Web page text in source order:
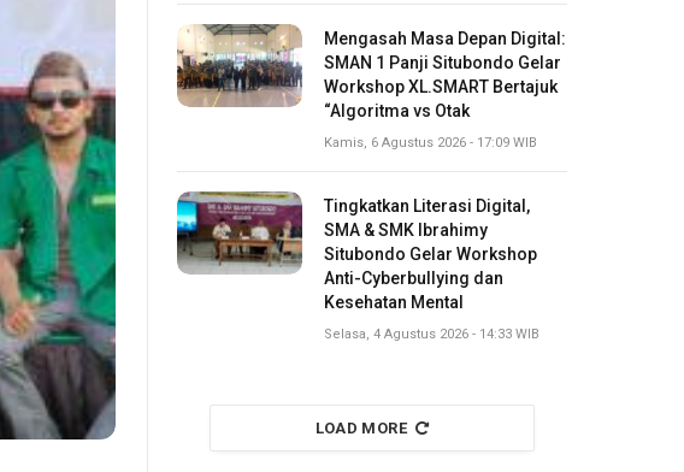
Mengasah Masa Depan Digital:
SMAN 1 Panji Situbondo Gelar
Workshop XL.SMART Bertajuk
“Algoritma vs Otak
Kamis, 6 Agustus 2026 - 17:09 WIB
Tingkatkan Literasi Digital,
SMA & SMK Ibrahimy
Situbondo Gelar Workshop
Anti-Cyberbullying dan
Kesehatan Mental
Selasa, 4 Agustus 2026 - 14:33 WIB
LOAD MORE